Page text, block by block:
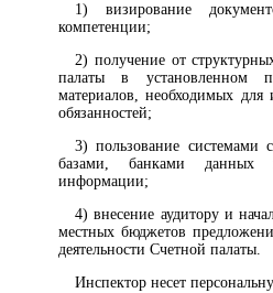
1) визирование
компетенции;
2) получение от
палаты в установленном
материалов, необходимых
обязанностей;
3) пользование системами
базами, банками
информации;
4) внесение аудитору и
местных бюджетов
деятельности Счетной палаты.
Инспектор несет